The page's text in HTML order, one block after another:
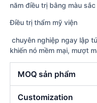
năm điều trị bằng màu sắc
Điều trị thẩm mỹ viện
chuyên nghiệp ngay lập
khiến nó mềm mại, mượt
MOQ sản phẩm
Customization